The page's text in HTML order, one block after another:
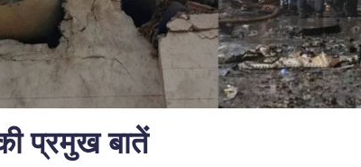
प्रमुख बातें